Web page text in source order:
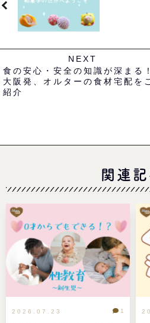
NEXT
食の安心・安全の知識が深まる！
大阪発、オルターの食材宅配を
紹介
関連記
2026.07.23 1